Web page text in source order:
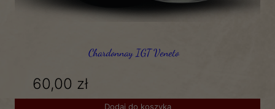
Chardonnay IGT Veneto
60,00 zł
Dodaj do koszyka